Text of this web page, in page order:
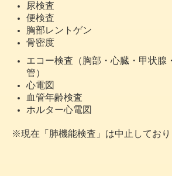
尿検査
便検査
胸部レントゲン
骨密度
エコー検査（胸部・心臓・甲状腺
管）
心電図
血管年齢検査
ホルター心電図
※現在「肺機能検査」は中止しており